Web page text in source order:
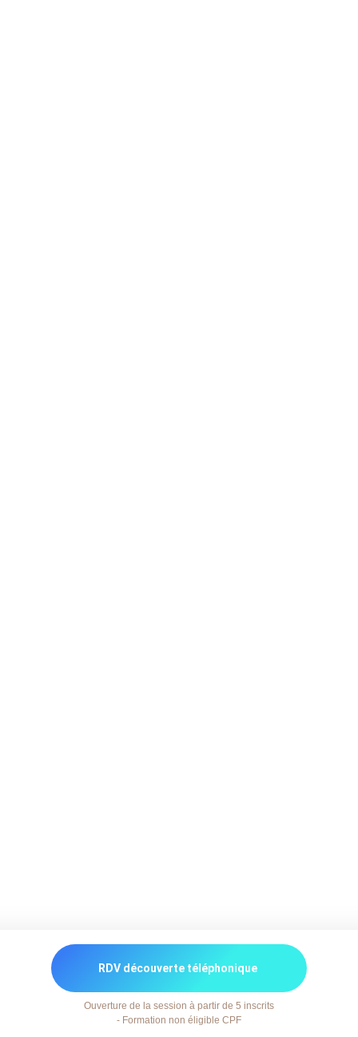
RDV découverte téléphonique
Ouverture de la session à partir de 5 inscrits
- Formation non éligible CPF